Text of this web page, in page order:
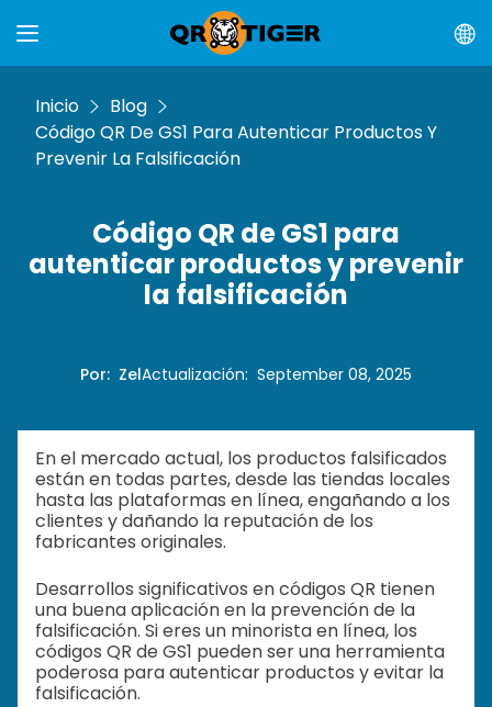
Inicio
Blog
Código QR De GS1 Para Autenticar Productos Y
Prevenir La Falsificación
Código QR de GS1 para
autenticar productos y prevenir
la falsificación
Por: ZelActualización: September 08, 2025
En el mercado actual, los productos falsificados
están en todas partes, desde las tiendas locales
hasta las plataformas en línea, engañando a los
clientes y dañando la reputación de los
fabricantes originales.
Desarrollos significativos en códigos QR tienen
una buena aplicación en la prevención de la
falsificación. Si eres un minorista en línea, los
códigos QR de GS1 pueden ser una herramienta
poderosa para autenticar productos y evitar la
falsificación.